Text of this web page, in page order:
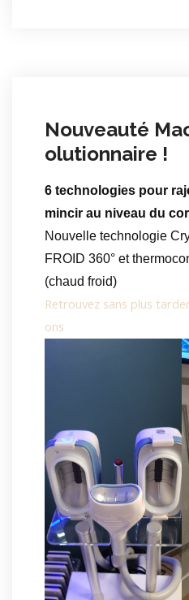
Nouveauté
olutionnaire !
6 technologies pour
mincir au niveau du
Nouvelle technologie
FROID 360° et
(chaud froid)
Retrouvez sans plus
ons